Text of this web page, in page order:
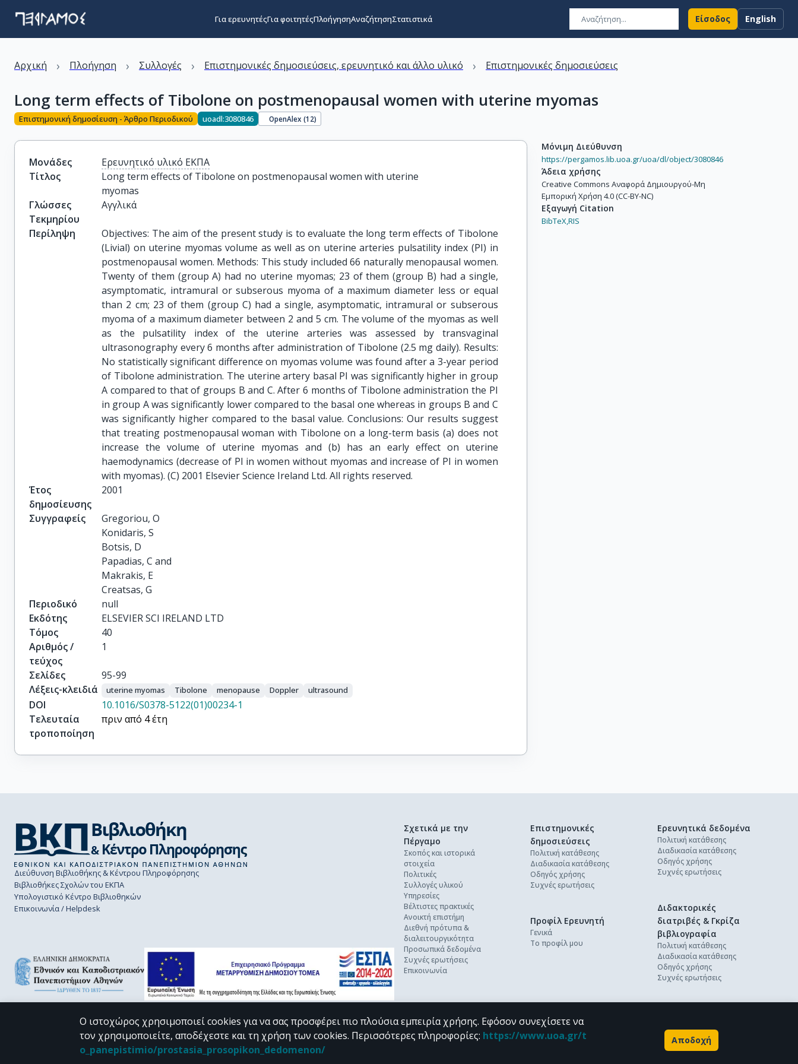
Για ερευνητέςΓια φοιτητέςΠλοήγησηΑναζήτησηΣτατιστικά Είσοδος English
Αρχική › Πλοήγηση › Συλλογές › Επιστημονικές δημοσιεύσεις, ερευνητικό και άλλο υλικό › Επιστημονικές δημοσιεύσεις
Long term effects of Tibolone on postmenopausal women with uterine myomas
Επιστημονική δημοσίευση - Άρθρο Περιοδικού uoadl:3080846 OpenAlex (12)
Μονάδες
Ερευνητικό υλικό ΕΚΠΑ
Τίτλος
Long term effects of Tibolone on postmenopausal women with uterine
myomas
Γλώσσες
Τεκμηρίου
Αγγλικά
Περίληψη
Objectives: The aim of the present study is to evaluate the long term effects of Tibolone
(Livial) on uterine myomas volume as well as on uterine arteries pulsatility index (PI) in
postmenopausal women. Methods: This study included 66 naturally menopausal women.
Twenty of them (group A) had no uterine myomas; 23 of them (group B) had a single,
asymptomatic, intramural or subserous myoma of a maximum diameter less or equal
than 2 cm; 23 of them (group C) had a single, asymptomatic, intramural or subserous
myoma of a maximum diameter between 2 and 5 cm. The volume of the myomas as well
as the pulsatility index of the uterine arteries was assessed by transvaginal
ultrasonography every 6 months after administration of Tibolone (2.5 mg daily). Results:
No statistically significant difference on myomas volume was found after a 3-year period
of Tibolone administration. The uterine artery basal PI was significantly higher in group
A compared to that of groups B and C. After 6 months of Tibolone administration the PI
in group A was significantly lower compared to the basal one whereas in groups B and C
was significantly higher compared to the basal value. Conclusions: Our results suggest
that treating postmenopausal woman with Tibolone on a long-term basis (a) does not
increase the volume of uterine myomas and (b) has an early effect on uterine
haemodynamics (decrease of PI in women without myomas and increase of PI in women
with myomas). (C) 2001 Elsevier Science Ireland Ltd. All rights reserved.
Έτος
δημοσίευσης
2001
Συγγραφείς
Gregoriou, O
Konidaris, S
Botsis, D
Papadias, C and
Makrakis, E
Creatsas, G
Περιοδικό
null
Εκδότης
ELSEVIER SCI IRELAND LTD
Τόμος
40
Αριθμός /
τεύχος
1
Σελίδες
95-99
Λέξεις-κλειδιά
uterine myomas Tibolone menopause Doppler ultrasound
DOI
10.1016/S0378-5122(01)00234-1
Τελευταία
τροποποίηση
πριν από 4 έτη
Μόνιμη Διεύθυνση
https://pergamos.lib.uoa.gr/uoa/dl/object/3080846
Άδεια χρήσης
Creative Commons Αναφορά Δημιουργού-Μη
Εμπορική Χρήση 4.0 (CC-BY-NC)
Εξαγωγή Citation
BibTeX,RIS
Διεύθυνση Βιβλιοθήκης & Κέντρου Πληροφόρησης
Βιβλιοθήκες Σχολών του ΕΚΠΑ
Υπολογιστικό Κέντρο Βιβλιοθηκών
Επικοινωνία / Helpdesk
Σχετικά με την
Πέργαμο
Σκοπός και ιστορικά
στοιχεία
Πολιτικές
Συλλογές υλικού
Υπηρεσίες
Βέλτιστες πρακτικές
Ανοικτή επιστήμη
Διεθνή πρότυπα &
διαλειτουργικότητα
Προσωπικά δεδομένα
Συχνές ερωτήσεις
Επικοινωνία
Επιστημονικές
δημοσιεύσεις
Πολιτική κατάθεσης
Διαδικασία κατάθεσης
Οδηγός χρήσης
Συχνές ερωτήσεις
Ερευνητικά δεδομένα
Πολιτική κατάθεσης
Διαδικασία κατάθεσης
Οδηγός χρήσης
Συχνές ερωτήσεις
Διδακτορικές
διατριβές & Γκρίζα
βιβλιογραφία
Πολιτική κατάθεσης
Διαδικασία κατάθεσης
Οδηγός χρήσης
Συχνές ερωτήσεις
Προφίλ Ερευνητή
Γενικά
Το προφίλ μου
CC BY-NC 4.0
Ο ιστοχώρος χρησιμοποιεί cookies για να σας προσφέρει πιο πλούσια εμπειρία χρήσης. Εφόσον συνεχίσετε να
τον χρησιμοποιείτε, αποδέχεστε και τη χρήση των cookies. Περισσότερες πληροφορίες: https://www.uoa.gr/t
o_panepistimio/prostasia_prosopikon_dedomenon/
Αποδοχή